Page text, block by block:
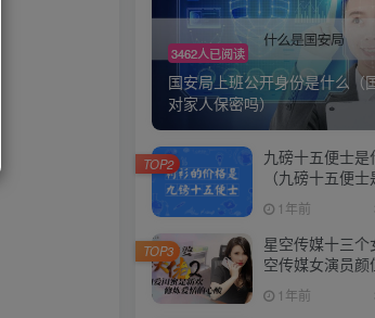
3462人已阅读
国安局上班公开身份是什么（
对家人保密吗）
九磅十五便士是
（九磅十五便士
1年前
TOP2
星空传媒十三个
空传媒女演员颜
1年前
TOP3